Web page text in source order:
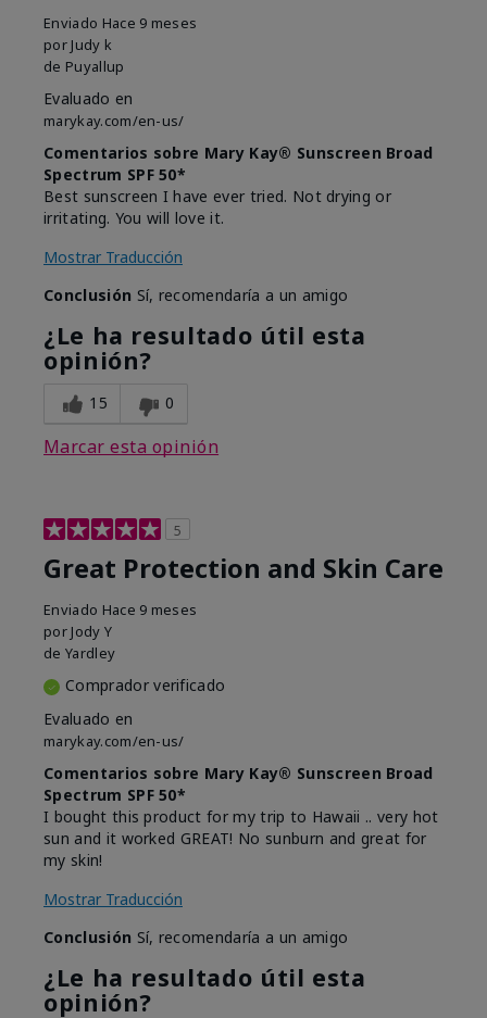
Enviado Hace 9 meses
por Judy k
de Puyallup
Evaluado en
marykay.com/en-us/
Comentarios sobre Mary Kay® Sunscreen Broad
Spectrum SPF 50*
Best sunscreen I have ever tried. Not drying or
irritating. You will love it.
Mostrar Traducción
Conclusión Sí, recomendaría a un amigo
¿Le ha resultado útil esta
opinión?
15 0
Marcar esta opinión
5
Great Protection and Skin Care
Enviado Hace 9 meses
por Jody Y
de Yardley
Comprador verificado
Evaluado en
marykay.com/en-us/
Comentarios sobre Mary Kay® Sunscreen Broad
Spectrum SPF 50*
I bought this product for my trip to Hawaii .. very hot
sun and it worked GREAT! No sunburn and great for
my skin!
Mostrar Traducción
Conclusión Sí, recomendaría a un amigo
¿Le ha resultado útil esta
opinión?